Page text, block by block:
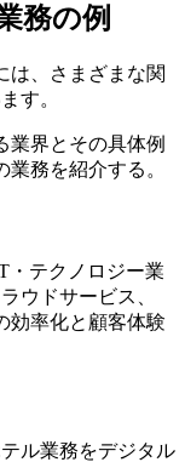
務の例
は、さまざまな関
す。
業界とその具体例
業務を紹介する。
・テクノロジー業
ウドサービス、
効率化と顧客体験
ル業務をデジタル